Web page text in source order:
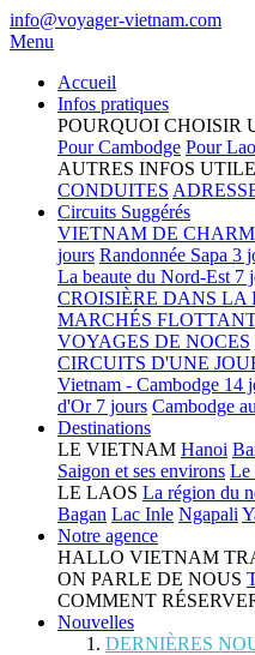
info@voyager-vietnam.com
Menu
Accueil
Infos pratiques
POURQUOI CHOISIR
Pour Cambodge Pour
AUTRES INFOS
CONDUITES
Circuits Suggérés
VIETNAM DE
jours Randonnée Sapa 3
La beaute du Nord-Est 7
CROISIÈRE DANS
MARCHÉS
VOYAGES DE NOCES
CIRCUITS D'UNE
Vietnam - Cambodge 14
d'Or 7 jours Cambodge
Destinations
LE VIETNAM Hanoi
Saigon et ses environs Le
LE LAOS La région du
Bagan Lac Inle Ngapali
Notre agence
HALLO VIETNAM
ON PARLE DE NOUS
COMMENT
Nouvelles
DERNIÈRES